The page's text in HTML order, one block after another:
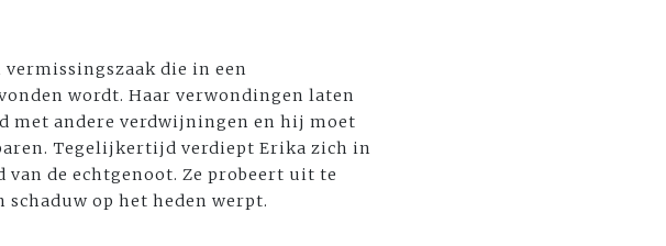
die in een
wordt. Haar verwondingen laten
met andere verdwijningen en hij moet
Tegelijkertijd verdiept Erika zich in
van de echtgenoot. Ze probeert uit te
op het heden werpt.